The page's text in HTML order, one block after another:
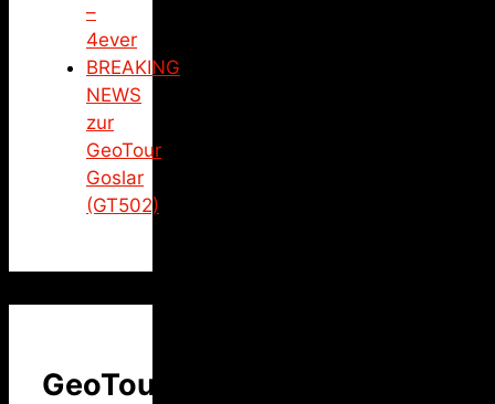
–
4ever
BREAKING
NEWS
zur
GeoTour
Goslar
(GT502)
GeoTour